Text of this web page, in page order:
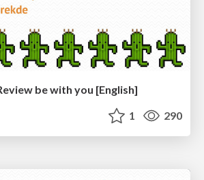
be with you [English]
1 290